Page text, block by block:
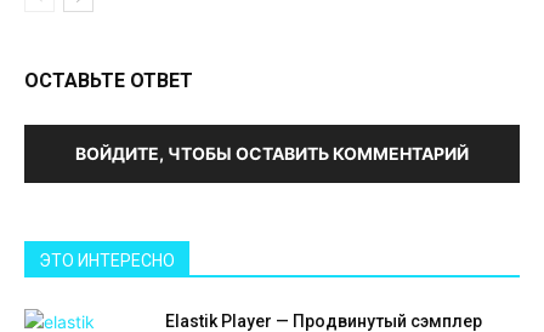
ОСТАВЬТЕ ОТВЕТ
ВОЙДИТЕ, ЧТОБЫ ОСТАВИТЬ КОММЕНТАРИЙ
ЭТО ИНТЕРЕСНО
Elastik Player — Продвинутый сэмплер